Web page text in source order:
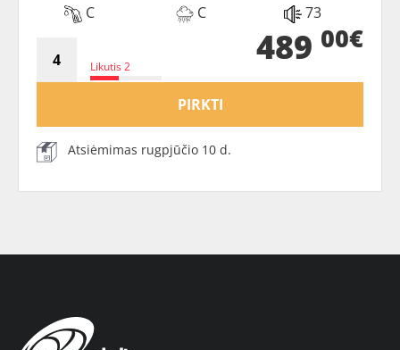
C
C 73
Likutis 2 489 00€
PIRKTI
Atsiėmimas rugpjūčio 10 d.